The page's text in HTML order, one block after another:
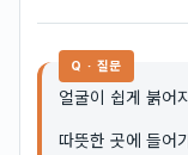
Q · 질문
얼굴이 쉽게 붉어
따뜻한 곳에 들어